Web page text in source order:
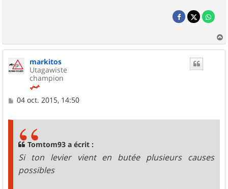
a
markitos
Utagawiste
champion
M
04 oct. 2015, 14:50
Tomtom93 a écrit :
Si ton levier vient en butée plusieurs causes
possibles